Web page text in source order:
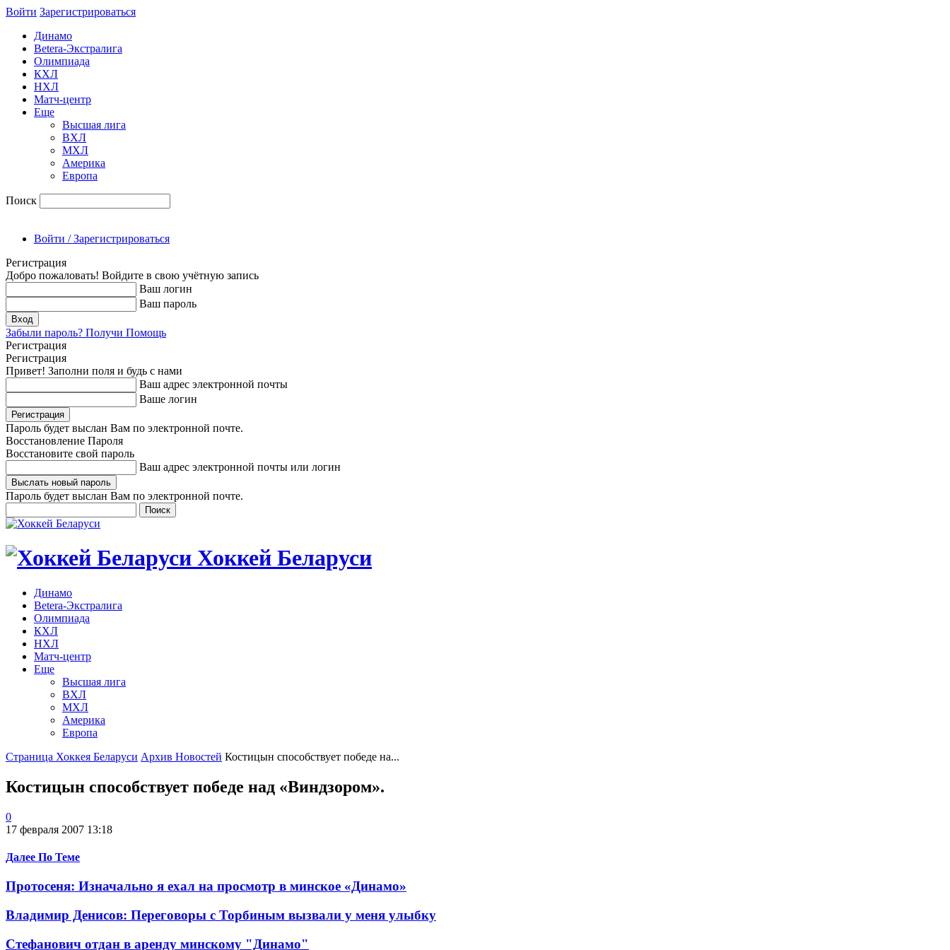
Войти Зарегиcтрироваться
Динамо
Betera-Экстралига
Олимпиада
КХЛ
НХЛ
Матч-центр
Еще
Высшая лига
ВХЛ
МХЛ
Америка
Европа
Поиск
Войти / Зарегистрироваться
Регистрация
Добро пожаловать! Войдите в свою учётную запись
Ваш логин
Ваш пароль
Забыли пароль? Получи Помощь
Регистрация
Регистрация
Привет! Заполни поля и будь с нами
Ваш адрес электронной почты
Ваше логин
Пароль будет выслан Вам по электронной почте.
Восстановление Пароля
Восстановите свой пароль
Ваш адрес электронной почты или логин
Пароль будет выслан Вам по электронной почте.
Хоккей Беларуси
Динамо
Betera-Экстралига
Олимпиада
КХЛ
НХЛ
Матч-центр
Еще
Высшая лига
ВХЛ
МХЛ
Америка
Европа
Страница Хоккея Беларуси Архив Новостей Костицын способствует победе на...
Костицын способствует победе над «Виндзором».
0
17 февраля 2007 13:18
Далее По Теме
Протосеня: Изначально я ехал на просмотр в минское «Динамо»
Владимир Денисов: Переговоры с Торбиным вызвали у меня улыбку
Стефанович отдан в аренду минскому "Динамо"